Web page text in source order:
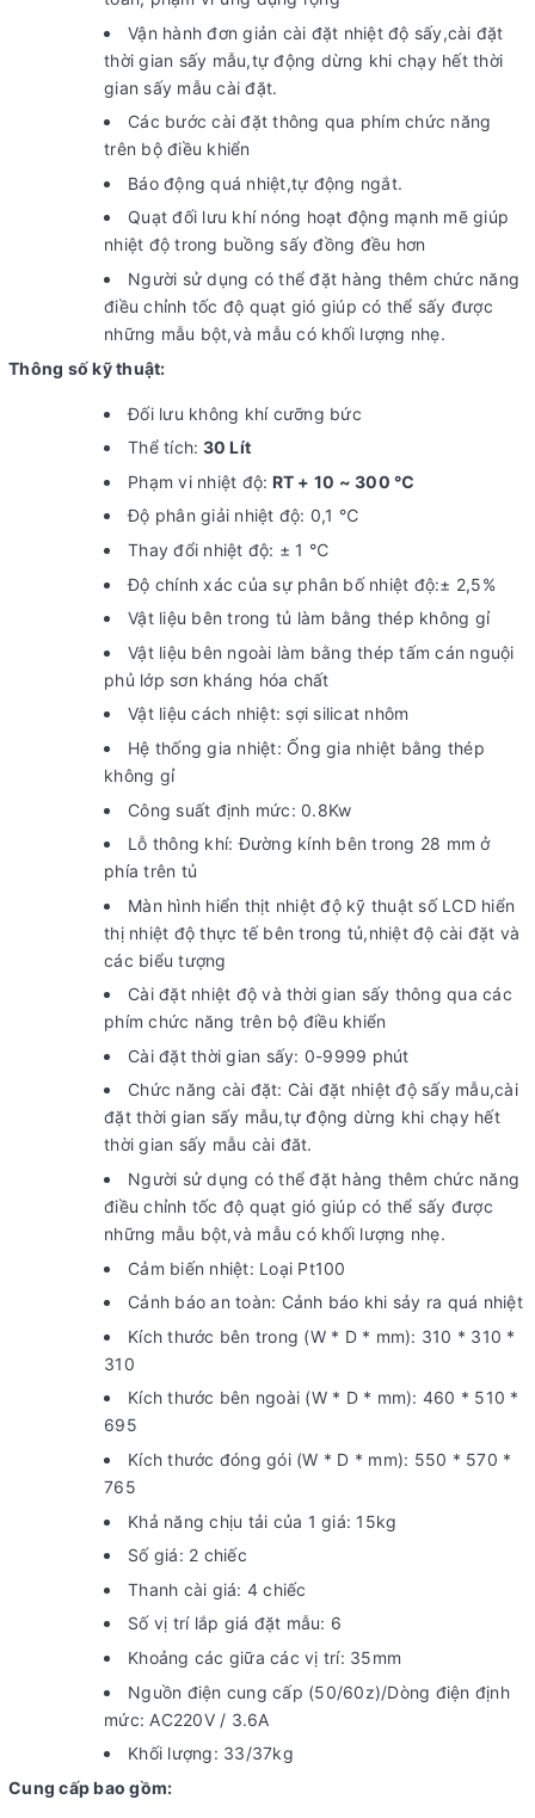
Vận hành đơn giản cài đặt nhiệt độ sấy,cài đặt
thời gian sấy mẫu,tự động dừng khi chạy hết thời
gian sấy mẫu cài đặt.
Các bước cài đặt thông qua phím chức năng
trên bộ điều khiển
Báo động quá nhiệt,tự động ngắt.
Quạt đối lưu khí nóng hoạt động mạnh mẽ giúp
nhiệt độ trong buồng sấy đồng đều hơn
Người sử dụng có thể đặt hàng thêm chức năng
điều chỉnh tốc độ quạt gió giúp có thể sấy được
những mẫu bột,và mẫu có khối lượng nhẹ.
Thông số kỹ thuật:
Đối lưu không khí cưỡng bức
Thể tích: 30 Lít
Phạm vi nhiệt độ: RT + 10 ~ 300 ℃
Độ phân giải nhiệt độ: 0,1 ℃
Thay đổi nhiệt độ: ± 1 ℃
Độ chính xác của sự phân bố nhiệt độ:± 2,5%
Vật liệu bên trong tủ làm bằng thép không gỉ
Vật liệu bên ngoài làm bằng thép tấm cán nguội
phủ lớp sơn kháng hóa chất
Vật liệu cách nhiệt: sợi silicat nhôm
Hệ thống gia nhiệt: Ống gia nhiệt bằng thép
không gỉ
Công suất định mức: 0.8Kw
Lỗ thông khí: Đường kính bên trong 28 mm ở
phía trên tủ
Màn hình hiển thịt nhiệt độ kỹ thuật số LCD hiển
thị nhiệt độ thực tế bên trong tủ,nhiệt độ cài đặt và
các biểu tượng
Cài đặt nhiệt độ và thời gian sấy thông qua các
phím chức năng trên bộ điều khiển
Cài đặt thời gian sấy: 0-9999 phút
Chức năng cài đặt: Cài đặt nhiệt độ sấy mẫu,cài
đặt thời gian sấy mẫu,tự động dừng khi chạy hết
thời gian sấy mẫu cài đăt.
Người sử dụng có thể đặt hàng thêm chức năng
điều chỉnh tốc độ quạt gió giúp có thể sấy được
những mẫu bột,và mẫu có khối lượng nhẹ.
Cảm biến nhiệt: Loại Pt100
Cảnh báo an toàn: Cảnh báo khi sảy ra quá nhiệt
Kích thước bên trong (W * D * mm): 310 * 310 *
310
Kích thước bên ngoài (W * D * mm): 460 * 510 *
695
Kích thước đóng gói (W * D * mm): 550 * 570 *
765
Khả năng chịu tải của 1 giá: 15kg
Số giá: 2 chiếc
Thanh cài giá: 4 chiếc
Số vị trí lắp giá đặt mẫu: 6
Khoảng các giữa các vị trí: 35mm
Nguồn điện cung cấp (50/60z)/Dòng điện định
mức: AC220V / 3.6A
Khối lượng: 33/37kg
Cung cấp bao gồm: